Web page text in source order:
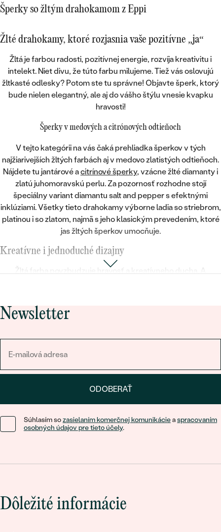
10/10.
Šperky so žltým drahokamom z Eppi
Žlté drahokamy, ktoré rozjasnia vaše pozitívne „ja“
Žltá je farbou radosti, pozitívnej energie, rozvíja kreativitu i
intelekt. Niet divu, že túto farbu milujeme. Tiež vás oslovujú
žltkasté odlesky? Potom ste tu správne! Objavte šperk, ktorý
bude nielen elegantný, ale ajdo vášho štýlu vnesie kvapku
hravosti!
Šperky v medových a citrónových odtieňoch
V tejto kategórii na vás čaká prehliadka šperkov v tých
najžiarivejších žltých farbách aj v medovo zlatistých odtieňoch.
Nájdete tu jantárové acitrínové šperky, vzácne žlté diamanty i
zlatú juhomoravskú perlu. Za pozornosť rozhodne stojí
špeciálny variant diamantu salt and pepper s efektnými
inklúziami. Všetky tieto drahokamy výborne ladia so striebrom,
platinou i so zlatom, najmä s jeho klasickým prevedením, ktoré
jas žltých šperkov umocňuje.
Kreatívne i jednoduché dizajny
Žltá farba povzbudzuje hravosť a kreatívneho ducha
. A
zamilujú prívesok v tvare
labky, motýľa či sovy
vybrúsenými citrínmi alebo prstene so solitérnymi žltými
rozžiari!
Newsletter
ODOBERAŤ
Súhlasím sozasielaním komerčnej komunikácieaspracovaním
osobných údajov pre tieto účely.
Dôležité informácie